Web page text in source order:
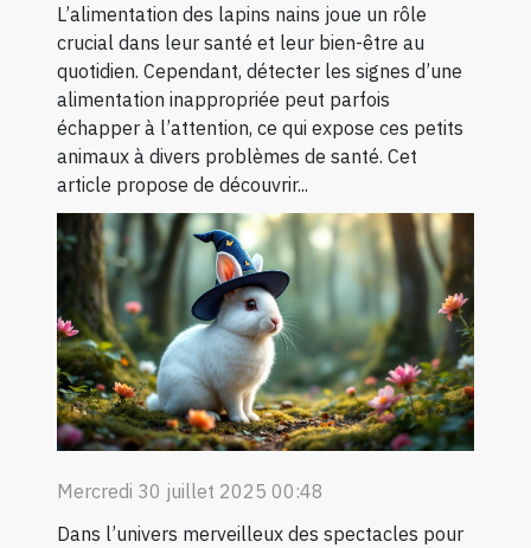
L’alimentation des lapins nains joue un rôle
crucial dans leur santé et leur bien-être au
quotidien. Cependant, détecter les signes d’une
alimentation inappropriée peut parfois
échapper à l’attention, ce qui expose ces petits
animaux à divers problèmes de santé. Cet
article propose de découvrir...
Mercredi 30 juillet 2025 00:48
Dans l’univers merveilleux des spectacles pour